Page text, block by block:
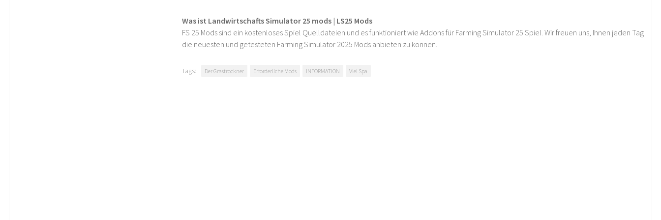
Was ist Landwirtschafts Simulator 25 mods | LS25 Mods
FS 25 Mods sind ein kostenloses Spiel Quelldateien und es funktioniert wie Addons für Farming Simulator 25 Spiel. Wir freuen uns, Ihnen jeden Tag
die neuesten und getesteten Farming Simulator 2025 Mods anbieten zu können.
Tags: Der Grastrockner Erforderliche Mods INFORMATION Viel Spa